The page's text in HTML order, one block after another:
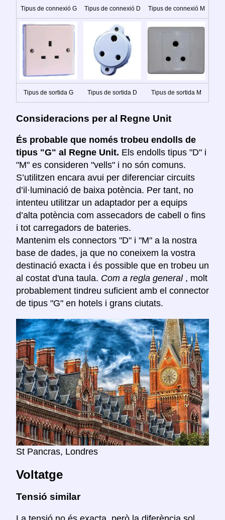
Tipus de connexió G Tipus de connexió D Tipus de connexió M
Tipus de sortida G Tipus de sortida D Tipus de sortida M
Consideracions per al Regne Unit
És probable que només trobeu endolls de
tipus "G" al Regne Unit. Els endolls tipus "D" i
"M" es consideren "vells" i no són comuns.
S’utilitzen encara avui per diferenciar circuits
d’il·luminació de baixa potència. Per tant, no
intenteu utilitzar un adaptador per a equips
d’alta potència com assecadors de cabell o fins
i tot carregadors de bateries.
Mantenim els connectors "D" i "M" a la nostra
base de dades, ja que no coneixem la vostra
destinació exacta i és possible que en trobeu un
al costat d'una taula. Com a regla general , molt
probablement tindreu suficient amb el connector
de tipus "G" en hotels i grans ciutats.
St Pancras, Londres
Voltatge
Tensió similar